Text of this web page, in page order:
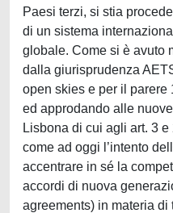
Paesi terzi, si stia
di un sistema
globale. Come si è avuto
dalla giurisprudenza
open skies e per il parere
ed approdando alle
Lisbona di cui agli art. 3
come ad oggi l’intento
accentrare in sé la
accordi di nuova
agreements) in materia di